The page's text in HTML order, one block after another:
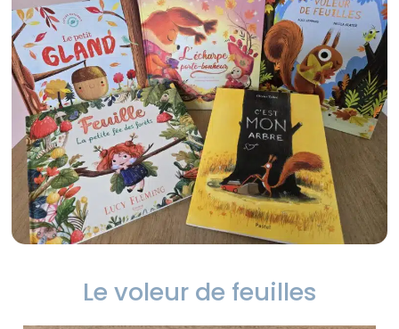
Le voleur de feuilles